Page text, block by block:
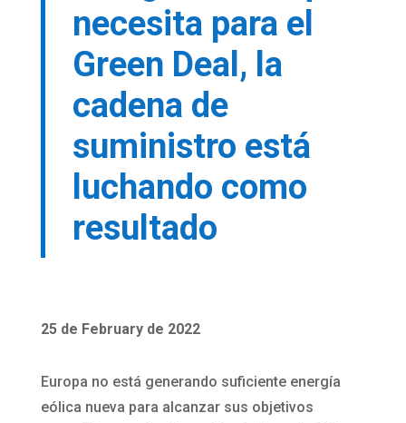
necesita para el
Green Deal, la
cadena de
suministro está
luchando como
resultado
25 de February de 2022
Europa no está generando suficiente energía
eólica nueva para alcanzar sus objetivos